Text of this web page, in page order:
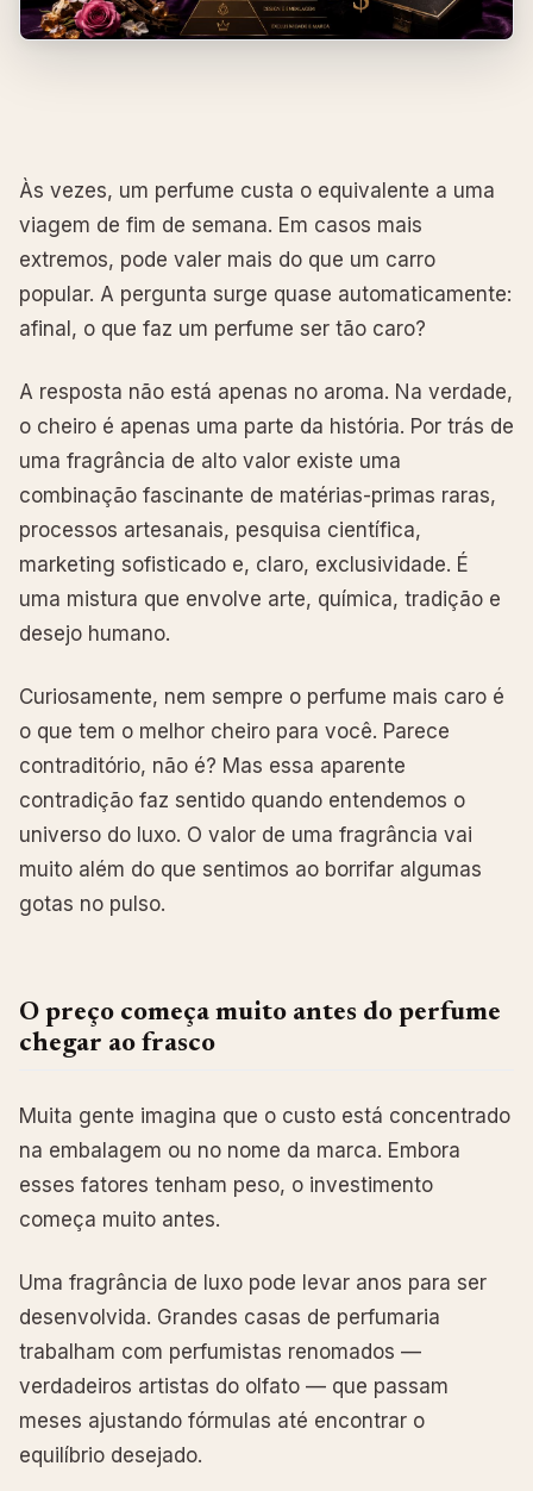
Às vezes, um perfume custa o equivalente a uma
viagem de fim de semana. Em casos mais
extremos, pode valer mais do que um carro
popular. A pergunta surge quase automaticamente:
afinal, o que faz um perfume ser tão caro?
A resposta não está apenas no aroma. Na verdade,
o cheiro é apenas uma parte da história. Por trás de
uma fragrância de alto valor existe uma
combinação fascinante de matérias-primas raras,
processos artesanais, pesquisa científica,
marketing sofisticado e, claro, exclusividade. É
uma mistura que envolve arte, química, tradição e
desejo humano.
Curiosamente, nem sempre o perfume mais caro é
o que tem o melhor cheiro para você. Parece
contraditório, não é? Mas essa aparente
contradição faz sentido quando entendemos o
universo do luxo. O valor de uma fragrância vai
muito além do que sentimos ao borrifar algumas
gotas no pulso.
O preço começa muito antes do perfume
chegar ao frasco
Muita gente imagina que o custo está concentrado
na embalagem ou no nome da marca. Embora
esses fatores tenham peso, o investimento
começa muito antes.
Uma fragrância de luxo pode levar anos para ser
desenvolvida. Grandes casas de perfumaria
trabalham com perfumistas renomados —
verdadeiros artistas do olfato — que passam
meses ajustando fórmulas até encontrar o
equilíbrio desejado.